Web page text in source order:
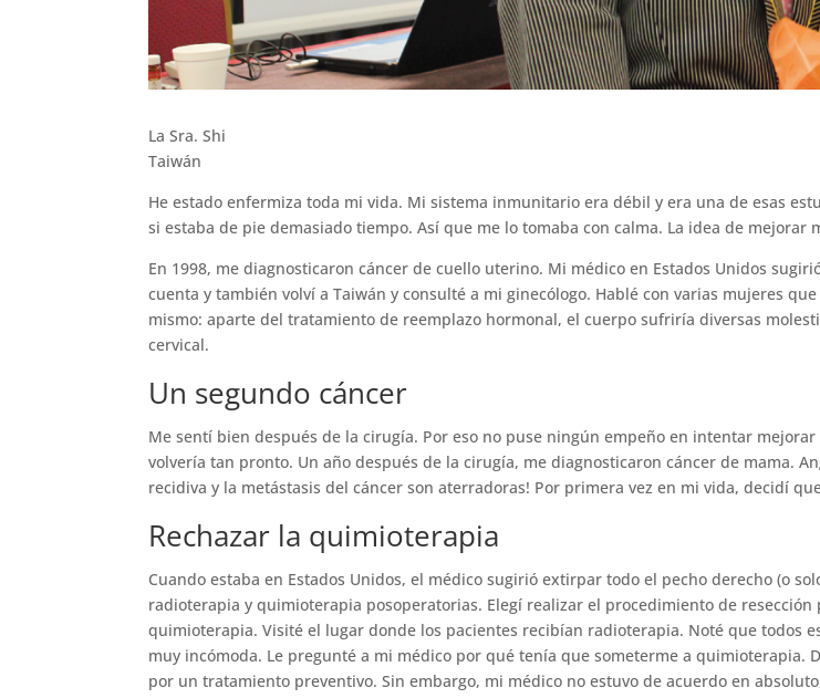
La Sra. Shi
Taiwán
He estado enfermiza toda mi vida. Mi sistema inmunitario era débil y era una de esas
si estaba de pie demasiado tiempo. Así que me lo tomaba con calma. La idea de mejorar
En 1998, me diagnosticaron cáncer de cuello uterino. Mi médico en Estados Unidos
cuenta y también volví a Taiwán y consulté a mi ginecólogo. Hablé con varias mujeres
mismo: aparte del tratamiento de reemplazo hormonal, el cuerpo sufriría diversas
cervical.
Un segundo cáncer
Me sentí bien después de la cirugía. Por eso no puse ningún empeño en intentar
volvería tan pronto. Un año después de la cirugía, me diagnosticaron cáncer de mama.
recidiva y la metástasis del cáncer son aterradoras! Por primera vez en mi vida, decidí
Rechazar la quimioterapia
Cuando estaba en Estados Unidos, el médico sugirió extirpar todo el pecho derecho (o
radioterapia y quimioterapia posoperatorias. Elegí realizar el procedimiento de
quimioterapia. Visité el lugar donde los pacientes recibían radioterapia. Noté que todos
muy incómoda. Le pregunté a mi médico por qué tenía que someterme a
por un tratamiento preventivo. Sin embargo, mi médico no estuvo de acuerdo en